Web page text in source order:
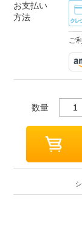
お支払い
方法
ご
数量